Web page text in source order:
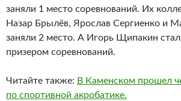
заняли 1 место соревнований. Их
Назар Брылёв, Ярослав Сергиенко и
заняли 2 место. А Игорь Щипакин
призером соревнований.
Читайте также: В Каменском прошел
по спортивной акробатике.